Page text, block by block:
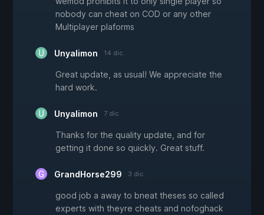
nobody can cheat on COD or any other
Multiplayer plaforms
Unyalimon 14 dic.
Great update, as usual! We appreciate the
hard work.
Unyalimon 7 dic.
Thanks for the quality update, and for
getting it done so quickly. Great stuff.
GrandHorse299 3 dic.
good job a away to bneat theses so called
experts with theyre cheats and nofoghack